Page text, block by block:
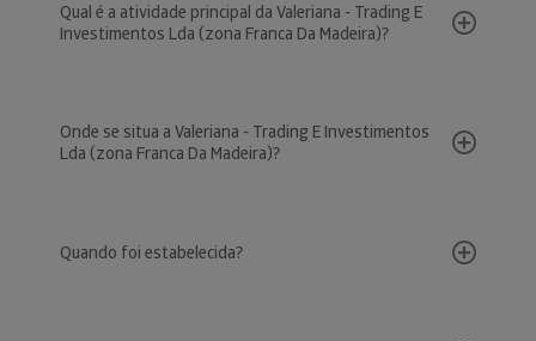
Qual é a atividade principal da Valeriana - Trading E
Investimentos Lda (zona Franca Da Madeira)?
Onde se situa a Valeriana - Trading E Investimentos
Lda (zona Franca Da Madeira)?
Quando foi estabelecida?